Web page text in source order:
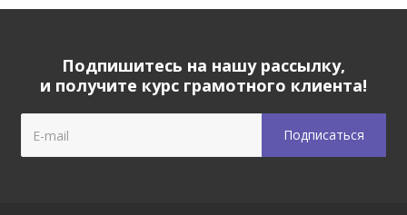
Подпишитесь на нашу рассылку,
и получите курс грамотного клиента!